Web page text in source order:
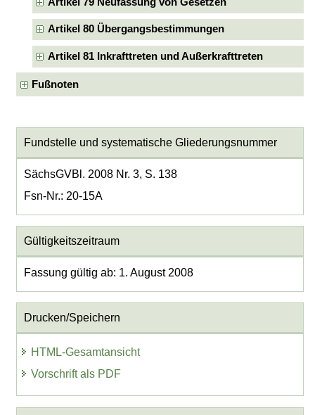
Artikel 80 Übergangsbestimmungen
Artikel 81 Inkrafttreten und Außerkrafttreten
Fußnoten
Fundstelle und systematische Gliederungsnummer
SächsGVBl. 2008 Nr. 3, S. 138
Fsn-Nr.: 20-15A
Gültigkeitszeitraum
Fassung gültig ab: 1. August 2008
Drucken/Speichern
HTML-Gesamtansicht
Vorschrift als PDF